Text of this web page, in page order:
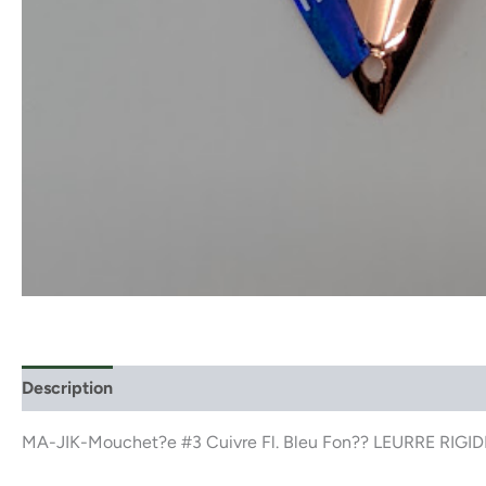
Description
MA-JIK-Mouchet?e #3 Cuivre Fl. Bleu Fon?? LEURRE